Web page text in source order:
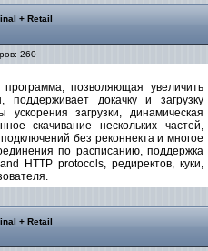
+ Retail
260
позволяющая увеличить
докачку и загрузку
загрузки, динамическая
скачивание нескольких частей,
без реконнекта и многое
по расписанию, поддержка
HTTP protocols, редиректов, куки,
+ Retail